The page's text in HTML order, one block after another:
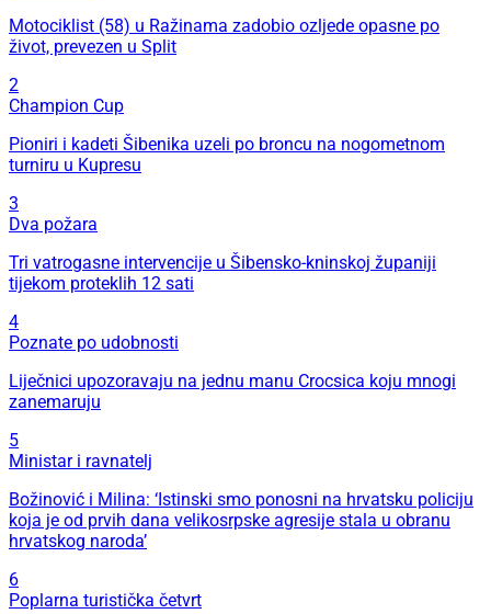
Motociklist (58) u Ražinama zadobio ozljede opasne po
život, prevezen u Split
2
Champion Cup
Pioniri i kadeti Šibenika uzeli po broncu na nogometnom
turniru u Kupresu
3
Dva požara
Tri vatrogasne intervencije u Šibensko-kninskoj županiji
tijekom proteklih 12 sati
4
Poznate po udobnosti
Liječnici upozoravaju na jednu manu Crocsica koju mnogi
zanemaruju
5
Ministar i ravnatelj
Božinović i Milina: ‘Istinski smo ponosni na hrvatsku policiju
koja je od prvih dana velikosrpske agresije stala u obranu
hrvatskog naroda’
6
Poplarna turistička četvrt